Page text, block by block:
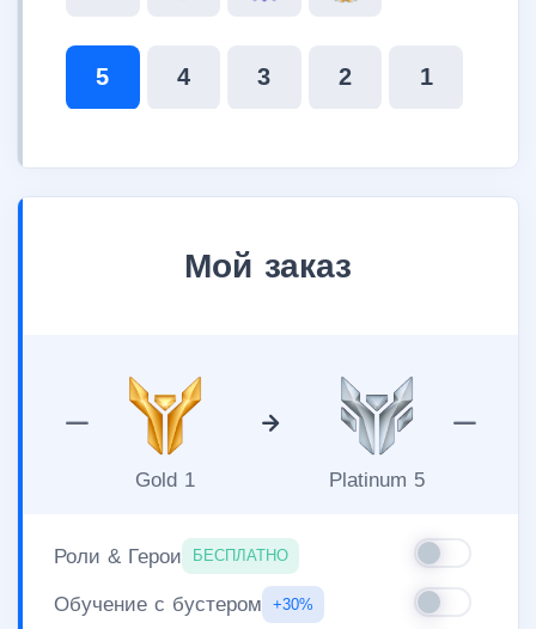
5 4 3 2 1
Мой заказ
Gold 1 Platinum 5
Роли & Герои БЕСПЛАТНО
Обучение с бустером +30%